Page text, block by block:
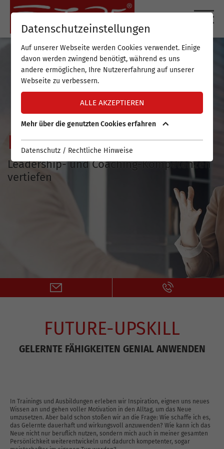
FUTURE-Upskill
Leadership- und Coaching-Kompetenzen
vertiefen
FUTURE-UPSKILL
GELERNTE FÄHIGKEITEN GENIAL ANWENDEN
In Trainings und Ausbildungen erleben wir Inspiration, eignen uns neues
Wissen an und gehen voller Motivation in den Alltag, um das Neue
umzusetzen. Aber bald schon stoßen wir an die Frage: Wie schaffe ich es,
das Gelernte dauerhaft und wirkungsvoll anzuwenden? Wie kann ich das
Neue nicht nur beruflich nutzen, sondern mich auch in meiner gesamten
Persönlichkeit weiterentwickeln und dadurch kompetenter, sogar
Datenschutzeinstellungen
Auf unserer Webseite werden Cookies verwendet. Einige
davon werden zwingend benötigt, während es uns
andere ermöglichen, Ihre Nutzererfahrung auf unserer
Webseite zu verbessern.
ALLE AKZEPTIEREN
Mehr über die genutzten Cookies erfahren
Datenschutz / Rechtliche Hinweise